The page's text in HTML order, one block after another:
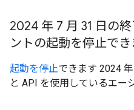
2024 年 7 月 31 日の
ントの起動を停止でき
起動を停止できます 2024
と API を使用しているエー